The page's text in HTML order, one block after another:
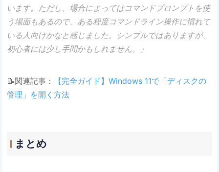
います。ただし、場合によってはコマンドプロンプトを使
う場面もあるので、ある程度コマンドライン操作に慣れて
いる人向けかなと感じました。シンプルではありますが、
初心者には少し手間かもしれません。」
📝関連記事：
【完全ガイド】Windows 11で「ディスクの
管理」を開く方法
まとめ